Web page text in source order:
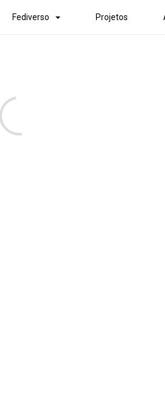
Fediverso Projetos